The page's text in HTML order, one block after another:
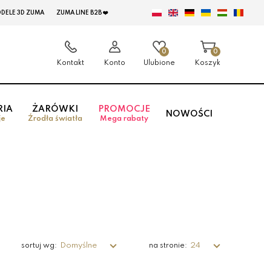
3D ZUMA ZUMA LINE B2B ❤️
Kontakt Konto
0
Ulubione
0
Koszyk
ŻARÓWKI
Źrodła światła
PROMOCJE
Mega rabaty
NOWOŚCI
sortuj wg: Domyślne na stronie: 24